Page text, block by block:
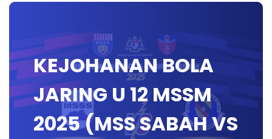
KEJOHANAN BOLA
JARING U 12 MSSM
2025 (MSS SABAH VS